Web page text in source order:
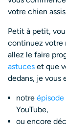
votre chien
Petit à petit,
continuez votre
allez le faire
astuces et que
dedans, je vous
notre épisode
YouTube,
ou encore